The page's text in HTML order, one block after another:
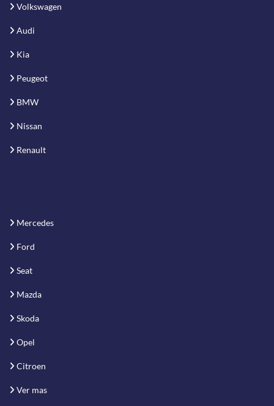
Volkswagen
Audi
Kia
Peugeot
BMW
Nissan
Renault
Mercedes
Ford
Seat
Mazda
Skoda
Opel
Citroen
Ver mas